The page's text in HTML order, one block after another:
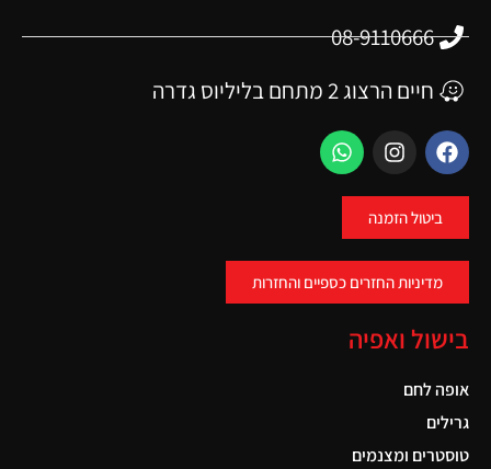
08-9110666
חיים הרצוג 2 מתחם בליליוס גדרה
ביטול הזמנה
מדיניות החזרים כספיים והחזרות
בישול ואפיה
אופה לחם
גרילים
טוסטרים ומצנמים